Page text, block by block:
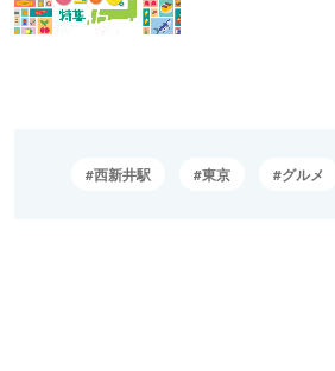
西新井駅 東京 グルメ